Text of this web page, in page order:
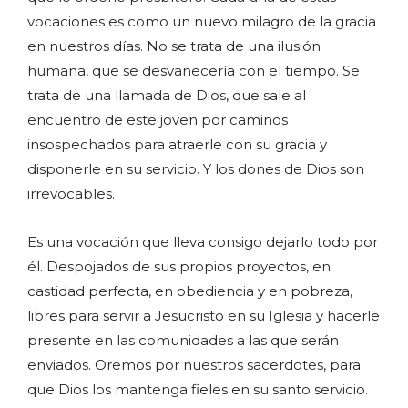
vocaciones es como un nuevo milagro de la gracia
en nuestros días. No se trata de una ilusión
humana, que se desvanecería con el tiempo. Se
trata de una llamada de Dios, que sale al
encuentro de este joven por caminos
insospechados para atraerle con su gracia y
disponerle en su servicio. Y los dones de Dios son
irrevocables.
Es una vocación que lleva consigo dejarlo todo por
él. Despojados de sus propios proyectos, en
castidad perfecta, en obediencia y en pobreza,
libres para servir a Jesucristo en su Iglesia y hacerle
presente en las comunidades a las que serán
enviados. Oremos por nuestros sacerdotes, para
que Dios los mantenga fieles en su santo servicio.